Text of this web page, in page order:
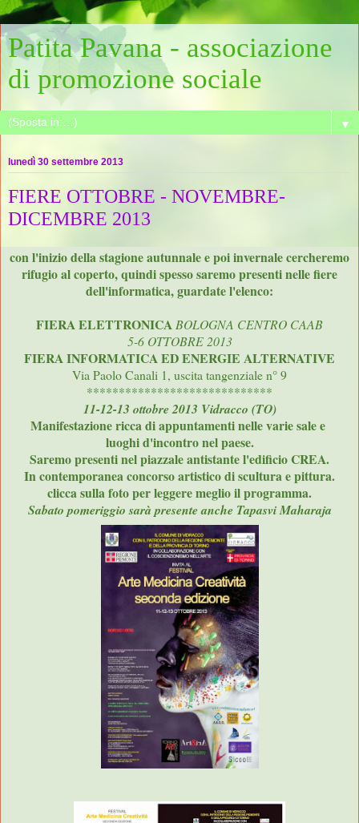
Patita Pavana - associazione
di promozione sociale
▼
lunedì 30 settembre 2013
FIERE OTTOBRE - NOVEMBRE-
DICEMBRE 2013
con l'inizio della stagione autunnale e poi invernale cercheremo
rifugio al coperto, quindi spesso saremo presenti nelle fiere
dell'informatica, guardate l'elenco:
FIERA ELETTRONICA BOLOGNA CENTRO CAAB
5-6 OTTOBRE 2013
FIERA INFORMATICA ED ENERGIE ALTERNATIVE
Via Paolo Canali 1, uscita tangenziale n° 9
*****************************
11-12-13 ottobre 2013 Vidracco (TO)
Manifestazione ricca di appuntamenti nelle varie sale e
luoghi d'incontro nel paese.
Saremo presenti nel piazzale antistante l'edificio CREA.
In contemporanea concorso artistico di scultura e pittura.
clicca sulla foto per leggere meglio il programma.
Sabato pomeriggio sarà presente anche Tapasvi Maharaja